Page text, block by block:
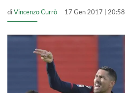
diVincenzo Currò 17 Gen 2017 | 20:58